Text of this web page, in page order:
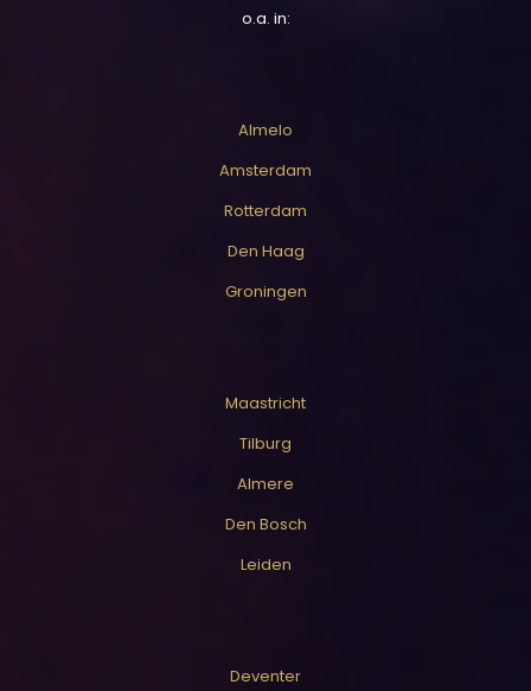
o.a. in:
Almelo
Amsterdam
Rotterdam
Den Haag
Groningen
Maastricht
Tilburg
Almere
Den Bosch
Leiden
Deventer